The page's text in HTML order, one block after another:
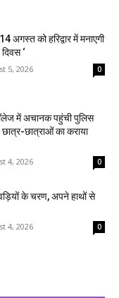
अगस्त को हरिद्वार में मनाएगी
‘
5, 2026 0
में अचानक पहुंची पुलिस
छात्राओं का कराया
4, 2026 0
के चरण, अपने हाथों से
4, 2026 0